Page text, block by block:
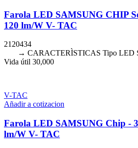
Farola LED SAMSUNG CHIP
120 lm/W V- TAC
2120434
→ CARACTERÌSTICAS Tipo LED
Vida útil 30,000
V-TAC
Añadir a cotizacion
Farola LED SAMSUNG Chip -
lm/W V- TAC